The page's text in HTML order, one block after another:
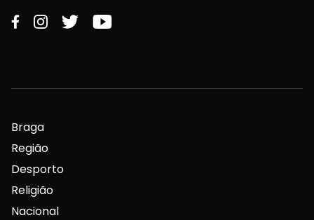
Braga
Região
Desporto
Religião
Nacional